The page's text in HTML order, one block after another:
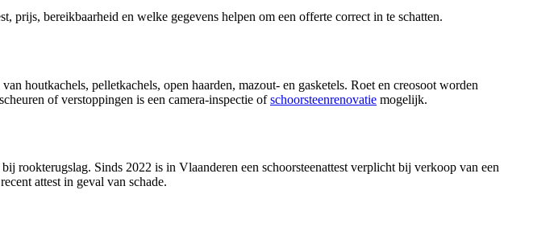
prijs, bereikbaarheid en welke gegevens helpen om een offerte correct in te schatten.
houtkachels, pelletkachels, open haarden, mazout- en gasketels. Roet en creosoot worden
of verstoppingen is een camera-inspectie ofschoorsteenrenovatie mogelijk.
rookterugslag. Sinds 2022 is in Vlaanderen een schoorsteenattest verplicht bij verkoop van een
attest in geval van schade.